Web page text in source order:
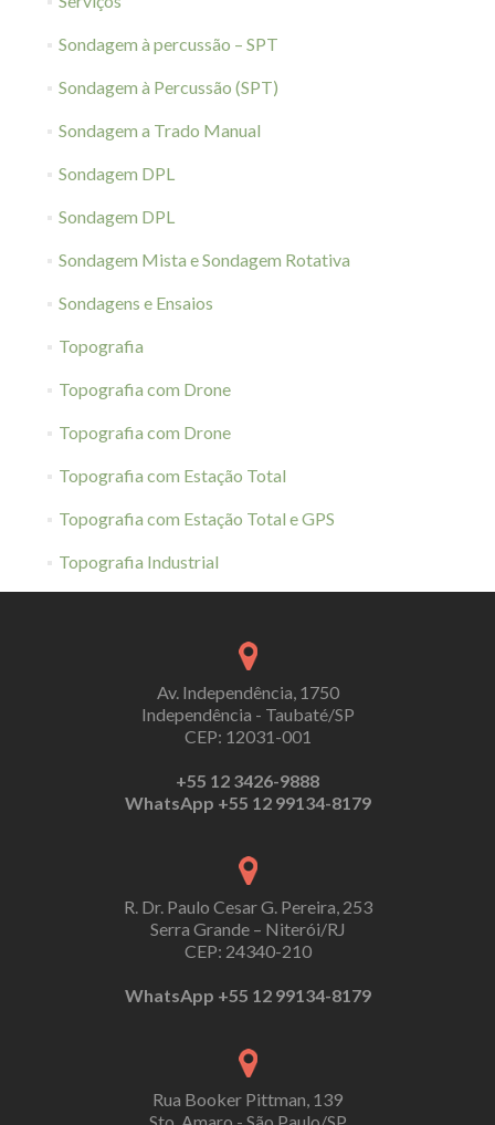
Sondagem à percussão – SPT
Sondagem à Percussão (SPT)
Sondagem a Trado Manual
Sondagem DPL
Sondagem DPL
Sondagem Mista e Sondagem Rotativa
Sondagens e Ensaios
Topografia
Topografia com Drone
Topografia com Drone
Topografia com Estação Total
Topografia com Estação Total e GPS
Topografia Industrial
Av. Independência, 1750
Independência - Taubaté/SP
CEP: 12031-001
+55 12 3426-9888
WhatsApp +55 12 99134-8179
R. Dr. Paulo Cesar G. Pereira, 253
Serra Grande – Niterói/RJ
CEP: 24340-210
WhatsApp +55 12 99134-8179
Rua Booker Pittman, 139